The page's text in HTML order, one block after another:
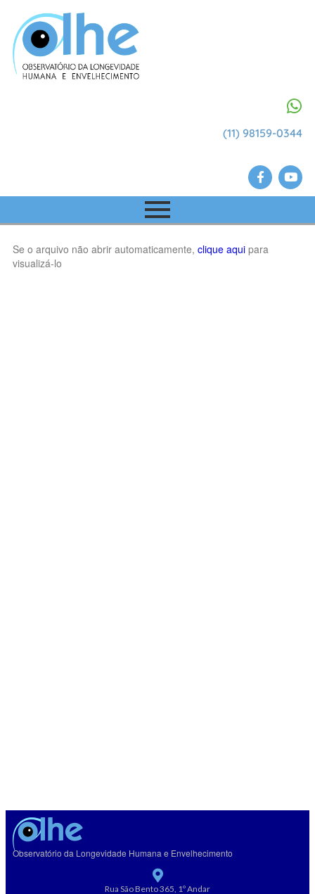
(11) 98159-0344
Se o arquivo não abrir automaticamente, clique aqui para
visualizá-lo
Observatório da Longevidade Humana e Envelhecimento
Rua São Bento 365, 1º Andar